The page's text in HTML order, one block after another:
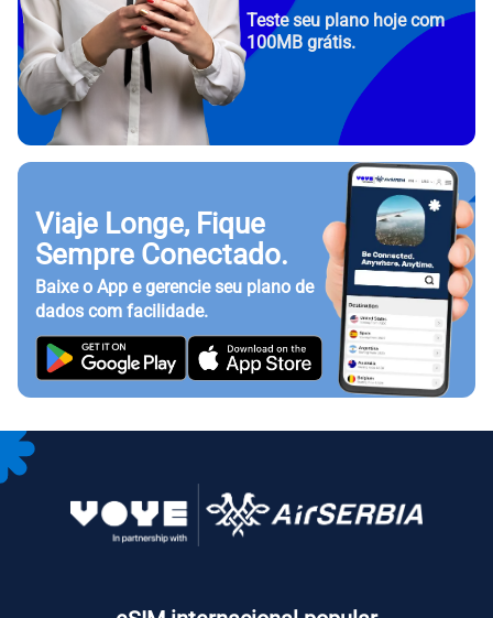
Teste seu plano hoje com
100MB grátis.
Viaje Longe, Fique
Sempre Conectado.
Baixe o App e gerencie seu plano de
dados com facilidade.